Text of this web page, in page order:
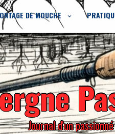
DE MOUCHE
Journal d'un